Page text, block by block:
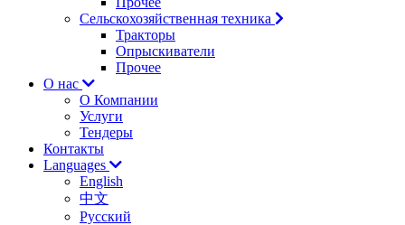
Сельскохозяйственная техника
Тракторы
Опрыскиватели
Прочее
О нас
О Компании
Услуги
Тендеры
Контакты
Languages
English
中文
Русский